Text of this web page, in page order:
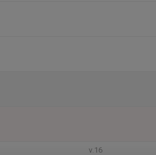
v.16